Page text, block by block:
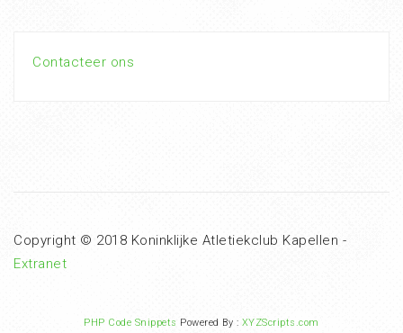
Contacteer ons
Copyright © 2018 Koninklijke Atletiekclub Kapellen -
Extranet
PHP Code Snippets Powered By : XYZScripts.com